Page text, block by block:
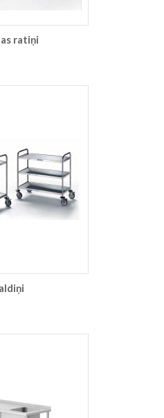
ratiņi